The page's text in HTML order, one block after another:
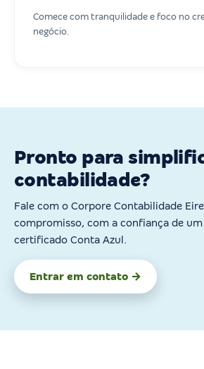
Comece com tranquilidade e foco no
negócio.
Pronto para
contabilidade?
Fale com o Corpore Contabilidade
compromisso, com a confiança de
certificado Conta Azul.
Entrar em contato →